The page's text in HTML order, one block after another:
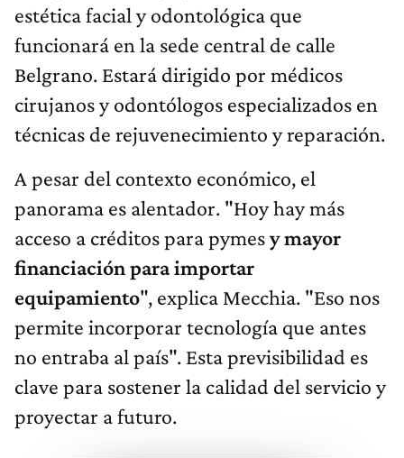
estética facial y odontológica que
funcionará en la sede central de calle
Belgrano. Estará dirigido por médicos
cirujanos y odontólogos especializados en
técnicas de rejuvenecimiento y reparación.
A pesar del contexto económico, el
panorama es alentador. "Hoy hay más
acceso a créditos para pymesy mayor
financiación para importar
equipamiento", explica Mecchia. "Eso nos
permite incorporar tecnología que antes
no entraba al país". Esta previsibilidad es
clave para sostener la calidad del servicio y
proyectar a futuro.